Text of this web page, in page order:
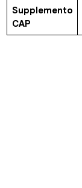
Supplemento
CAP